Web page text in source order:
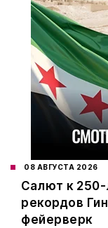
08 АВГУСТА 2026
Салют к
рекордов
фейерверк